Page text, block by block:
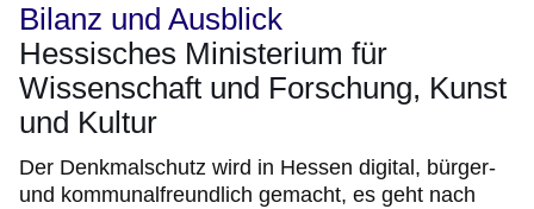
Bilanz und Ausblick
Hessisches Ministerium für
Wissenschaft und Forschung, Kunst
und Kultur
Der Denkmalschutz wird in Hessen digital, bürger-
und kommunalfreundlich gemacht, es geht nach